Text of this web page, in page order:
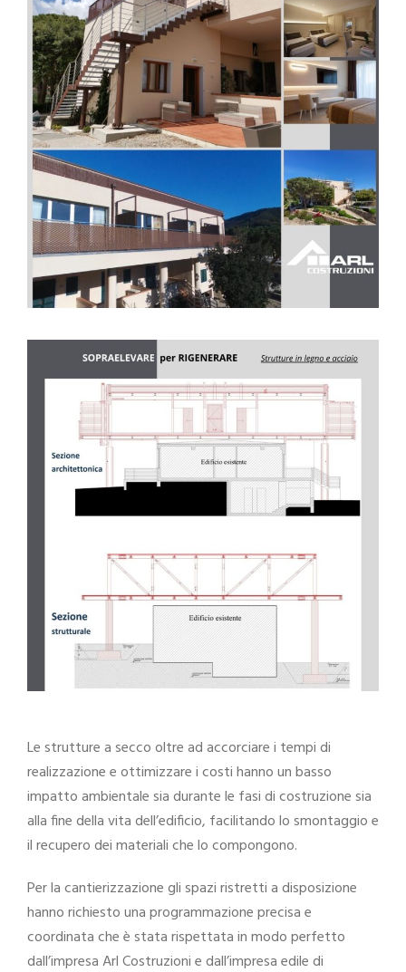
Le strutture a secco oltre ad accorciare i tempi di
realizzazione e ottimizzare i costi hanno un basso
impatto ambientale sia durante le fasi di costruzione sia
alla fine della vita dell’edificio, facilitando lo smontaggio e
il recupero dei materiali che lo compongono.
Per la cantierizzazione gli spazi ristretti a disposizione
hanno richiesto una programmazione precisa e
coordinata che è stata rispettata in modo perfetto
dall’impresa Arl Costruzioni e dall’impresa edile di